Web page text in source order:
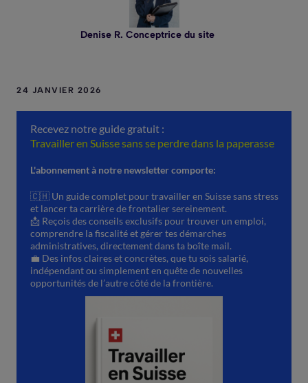
Denise R. Conceptrice du site
24 JANVIER 2026